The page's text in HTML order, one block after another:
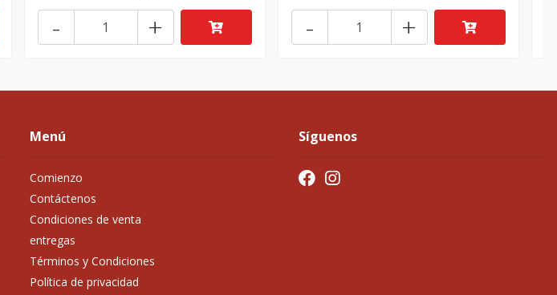
+
- +
-
Menú
Comienzo
Contáctenos
Condiciones de venta
entregas
Términos y Condiciones
Política de privacidad
Síguenos